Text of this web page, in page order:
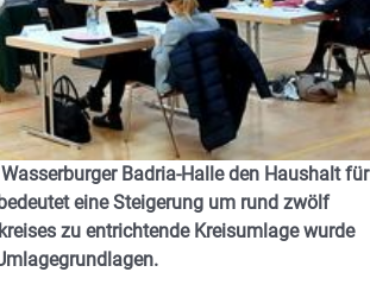
Badria-Halle den Haushalt für
eine Steigerung um rund zwölf
zu entrichtende Kreisumlage wurde